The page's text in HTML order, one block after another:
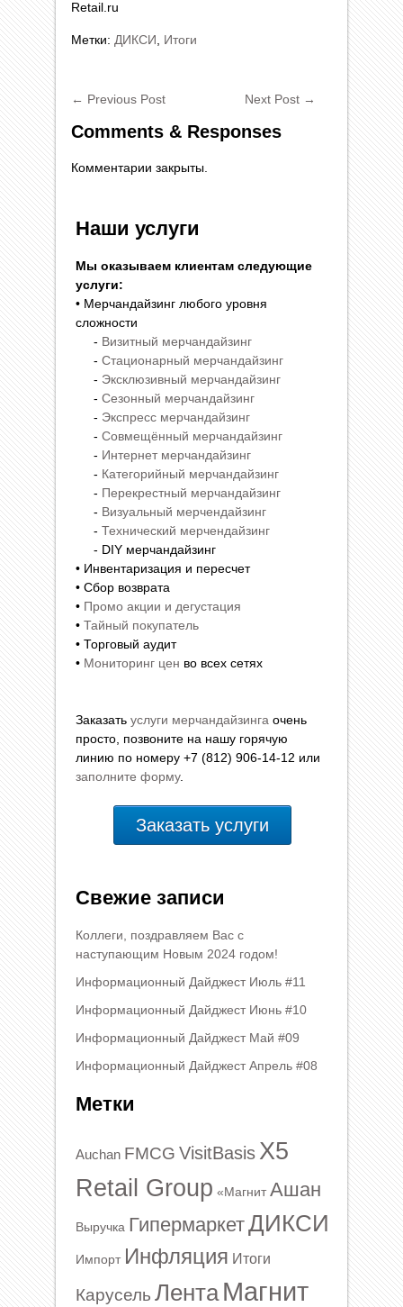
Retail.ru
Метки: ДИКСИ Итоги
← Previous Post Next Post →
Comments & Responses
Комментарии закрыты.
Наши услуги
Мы оказываем клиентам следующие
услуги:
• Мерчандайзинг любого уровня
сложности
- Визитный мерчандайзинг
- Стационарный мерчандайзинг
- Эксклюзивный мерчандайзинг
- Сезонный мерчандайзинг
- Экспресс мерчандайзинг
- Совмещённый мерчандайзинг
- Интернет мерчандайзинг
- Категорийный мерчандайзинг
- Перекрестный мерчандайзинг
- Визуальный мерчендайзинг
- Технический мерчендайзинг
- DIY мерчандайзинг
• Инвентаризация и пересчет
• Сбор возврата
• Промо акции и дегустация
• Тайный покупатель
• Торговый аудит
• Мониторинг цен во всех сетях
Заказать услуги мерчандайзинга очень
просто, позвоните на нашу горячую
линию по номеру +7 (812) 906-14-12 или
заполните форму.
Заказать услуги
Свежие записи
Коллеги, поздравляем Вас с
наступающим Новым 2024 годом!
Информационный Дайджест Июль #11
Информационный Дайджест Июнь #10
Информационный Дайджест Май #09
Информационный Дайджест Апрель #08
Метки
Auchan FMCG VisitBasis X5
Retail Group «Магнит Ашан
Выручка Гипермаркет ДИКСИ
Импорт Инфляция Итоги
Карусель Лента Магнит